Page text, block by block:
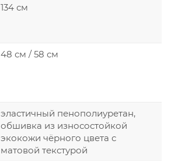
134 см
48 см / 58 см
эластичный пенополиуретан,
обшивка из износостойкой
экокожи чёрного цвета с
матовой текстурой